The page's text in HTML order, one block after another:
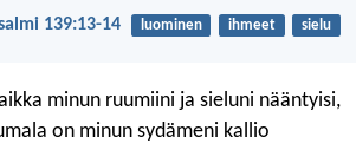
139:13-14 luominen ihmeet sielu
minun ruumiini ja sieluni nääntyisi,
on minun sydämeni kallio